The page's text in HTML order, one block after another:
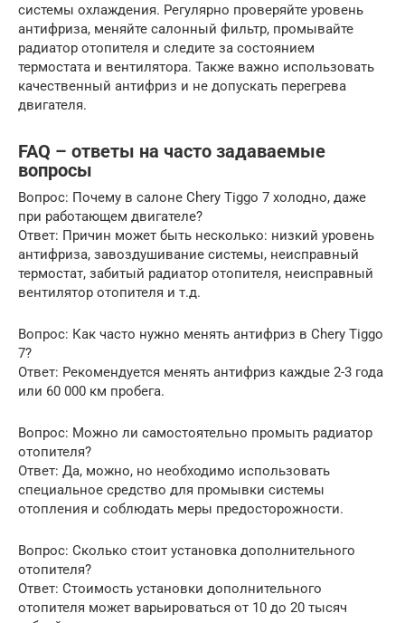
системы охлаждения. Регулярно проверяйте уровень
антифриза, меняйте салонный фильтр, промывайте
радиатор отопителя и следите за состоянием
термостата и вентилятора. Также важно использовать
качественный антифриз и не допускать перегрева
двигателя.
FAQ – ответы на часто задаваемые
вопросы
Вопрос: Почему в салоне Chery Tiggo 7 холодно, даже
при работающем двигателе?
Ответ: Причин может быть несколько: низкий уровень
антифриза, завоздушивание системы, неисправный
термостат, забитый радиатор отопителя, неисправный
вентилятор отопителя и т.д.
Вопрос: Как часто нужно менять антифриз в Chery Tiggo
7?
Ответ: Рекомендуется менять антифриз каждые 2-3 года
или 60 000 км пробега.
Вопрос: Можно ли самостоятельно промыть радиатор
отопителя?
Ответ: Да, можно, но необходимо использовать
специальное средство для промывки системы
отопления и соблюдать меры предосторожности.
Вопрос: Сколько стоит установка дополнительного
отопителя?
Ответ: Стоимость установки дополнительного
отопителя может варьироваться от 10 до 20 тысяч